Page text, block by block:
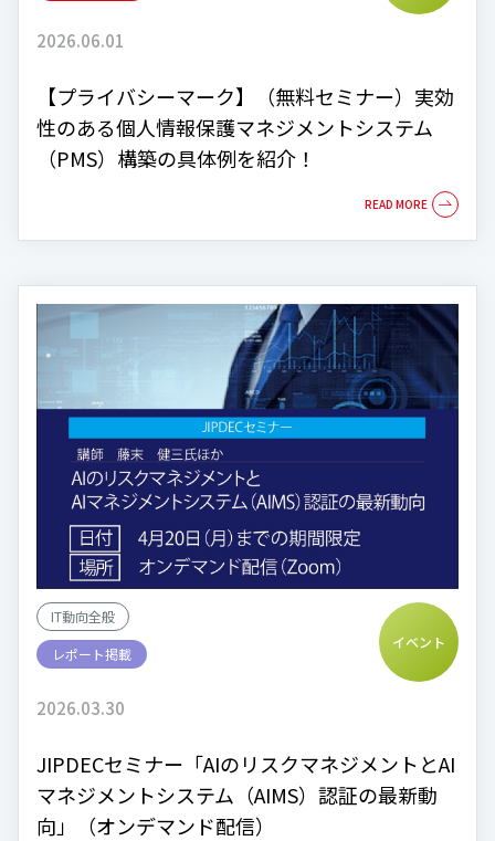
2026.06.01
【プライバシーマーク】（無料セミナー）実効
性のある個人情報保護マネジメントシステム
（PMS）構築の具体例を紹介！
IT動向全般
レポート掲載
イベント
2026.03.30
JIPDECセミナー「AIのリスクマネジメントとAI
マネジメントシステム（AIMS）認証の最新動
向」（オンデマンド配信）